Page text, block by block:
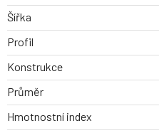
Šířka
Profil
Konstrukce
Průměr
Hmotnostní index